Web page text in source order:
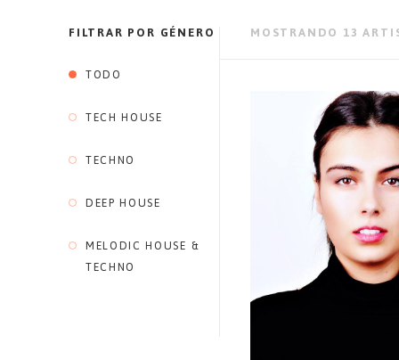
FILTRAR POR GÉNERO
TODO
TECH HOUSE
TECHNO
DEEP HOUSE
MELODIC HOUSE &
TECHNO
MOSTRANDO 13